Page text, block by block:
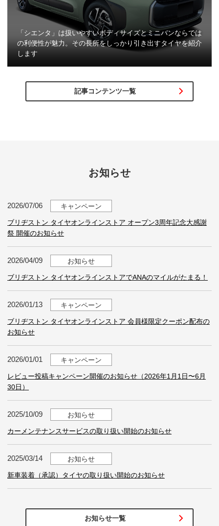
「シエンタ」は扱いやすいボディサイズとミニバンならでは
の利便性が魅力。その長所をしっかり引き出すタイヤを紹介
します
記事コンテンツ一覧
お知らせ
2026/07/06 キャンペーン
ブリヂストン タイヤオンラインストア オープン3周年記念大感謝
祭 開催のお知らせ
2026/04/09 お知らせ
ブリヂストン タイヤオンラインストアでANAのマイルがたまる！
2026/01/13 キャンペーン
ブリヂストン タイヤオンラインストア 会員様限定クーポン配布の
お知らせ
2026/01/01 キャンペーン
レビュー投稿キャンペーン開催のお知らせ（2026年1月1日〜6月
30日）
2025/10/09 お知らせ
カーメンテナンスサービスの取り扱い開始のお知らせ
2025/03/14 お知らせ
新車装着（承認）タイヤの取り扱い開始のお知らせ
お知らせ一覧